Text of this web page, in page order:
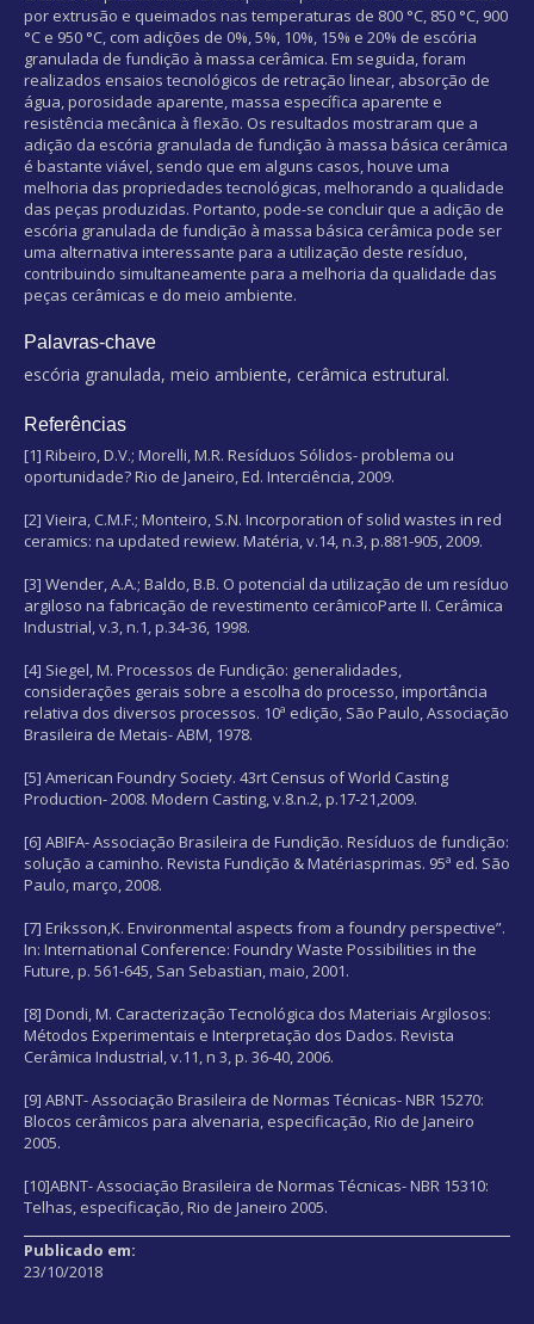
por extrusão e queimados nas temperaturas de 800 °C, 850 °C, 900
°C e 950 °C, com adições de 0%, 5%, 10%, 15% e 20% de escória
granulada de fundição à massa cerâmica. Em seguida, foram
realizados ensaios tecnológicos de retração linear, absorção de
água, porosidade aparente, massa específica aparente e
resistência mecânica à flexão. Os resultados mostraram que a
adição da escória granulada de fundição à massa básica cerâmica
é bastante viável, sendo que em alguns casos, houve uma
melhoria das propriedades tecnológicas, melhorando a qualidade
das peças produzidas. Portanto, pode-se concluir que a adição de
escória granulada de fundição à massa básica cerâmica pode ser
uma alternativa interessante para a utilização deste resíduo,
contribuindo simultaneamente para a melhoria da qualidade das
peças cerâmicas e do meio ambiente.
Palavras-chave
escória granulada, meio ambiente, cerâmica estrutural.
Referências
[1] Ribeiro, D.V.; Morelli, M.R. Resíduos Sólidos- problema ou
oportunidade? Rio de Janeiro, Ed. Interciência, 2009.
[2] Vieira, C.M.F.; Monteiro, S.N. Incorporation of solid wastes in red
ceramics: na updated rewiew. Matéria, v.14, n.3, p.881-905, 2009.
[3] Wender, A.A.; Baldo, B.B. O potencial da utilização de um resíduo
argiloso na fabricação de revestimento cerâmicoParte II. Cerâmica
Industrial, v.3, n.1, p.34-36, 1998.
[4] Siegel, M. Processos de Fundição: generalidades,
considerações gerais sobre a escolha do processo, importância
relativa dos diversos processos. 10ª edição, São Paulo, Associação
Brasileira de Metais- ABM, 1978.
[5] American Foundry Society. 43rt Census of World Casting
Production- 2008. Modern Casting, v.8.n.2, p.17-21,2009.
[6] ABIFA- Associação Brasileira de Fundição. Resíduos de fundição:
solução a caminho. Revista Fundição & Matériasprimas. 95ª ed. São
Paulo, março, 2008.
[7] Eriksson,K. Environmental aspects from a foundry perspective”.
In: International Conference: Foundry Waste Possibilities in the
Future, p. 561-645, San Sebastian, maio, 2001.
[8] Dondi, M. Caracterização Tecnológica dos Materiais Argilosos:
Métodos Experimentais e Interpretação dos Dados. Revista
Cerâmica Industrial, v.11, n 3, p. 36-40, 2006.
[9] ABNT- Associação Brasileira de Normas Técnicas- NBR 15270:
Blocos cerâmicos para alvenaria, especificação, Rio de Janeiro
2005.
[10]ABNT- Associação Brasileira de Normas Técnicas- NBR 15310:
Telhas, especificação, Rio de Janeiro 2005.
Publicado em:
23/10/2018